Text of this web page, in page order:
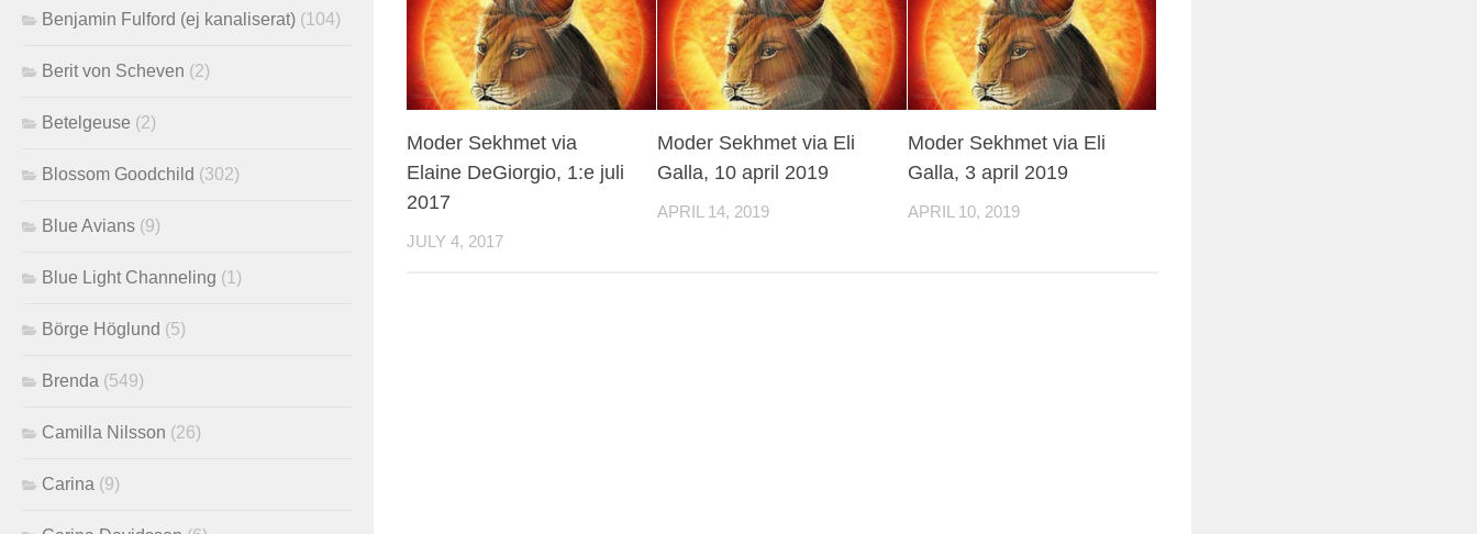
Moder Sekhmet via
Elaine DeGiorgio, 1:e juli
2017
JULY 4, 2017
Moder Sekhmet via Eli
Galla, 10 april 2019
APRIL 14, 2019
Moder Sekhmet via Eli
Galla, 3 april 2019
APRIL 10, 2019
Benjamin Fulford (ej kanaliserat) (104)
Berit von Scheven (2)
Betelgeuse (2)
Blossom Goodchild (302)
Blue Avians (9)
Blue Light Channeling (1)
Börge Höglund (5)
Brenda (549)
Camilla Nilsson (26)
Carina (9)